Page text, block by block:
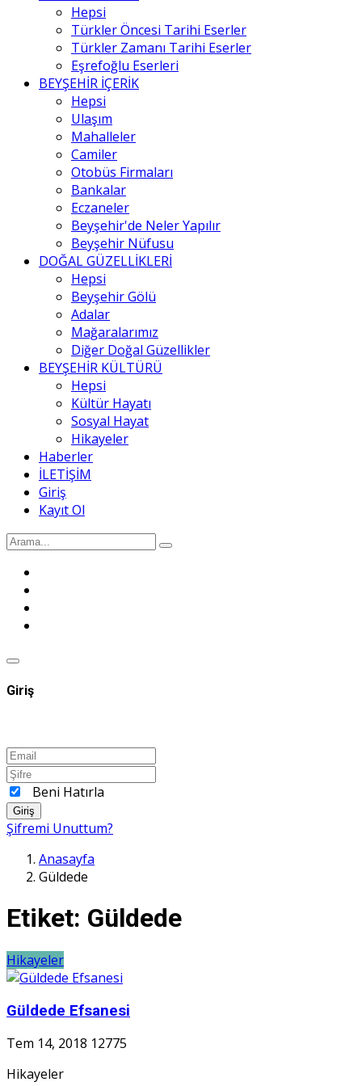
Hepsi
Türkler Öncesi Tarihi Eserler
Türkler Zamanı Tarihi Eserler
Eşrefoğlu Eserleri
BEYŞEHİR İÇERİK
Hepsi
Ulaşım
Mahalleler
Camiler
Otobüs Firmaları
Bankalar
Eczaneler
Beyşehir'de Neler Yapılır
Beyşehir Nüfusu
DOĞAL GÜZELLİKLERİ
Hepsi
Beyşehir Gölü
Adalar
Mağaralarımız
Diğer Doğal Güzellikler
BEYŞEHİR KÜLTÜRÜ
Hepsi
Kültür Hayatı
Sosyal Hayat
Hikayeler
Haberler
İLETİŞİM
Giriş
Kayıt Ol
Giriş
Beni Hatırla
Giriş
Şifremi Unuttum?
Anasayfa
Güldede
Etiket: Güldede
Hikayeler
Güldede Efsanesi
Tem 14, 2018 12775
Hikayeler